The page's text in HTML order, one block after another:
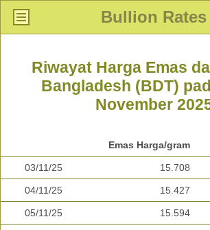
Bullion Rates
Riwayat Harga Emas
Bangladesh (BDT)
November
Emas Harga/gram
03/11/25 15.708
04/11/25 15.427
05/11/25 15.594